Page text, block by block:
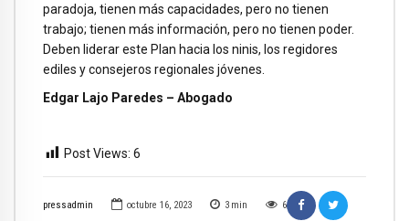
pressadmin octubre 16, 2023 3 min 6
paradoja, tienen más capacidades, pero no tienen
trabajo; tienen más información, pero no tienen poder.
Deben liderar este Plan hacia los ninis, los regidores
ediles y consejeros regionales jóvenes.
Edgar Lajo Paredes – Abogado
Post Views: 6